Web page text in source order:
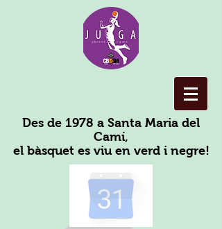
Des de 1978 a Santa Maria del
Camí,
el bàsquet es viu en verd i negre!